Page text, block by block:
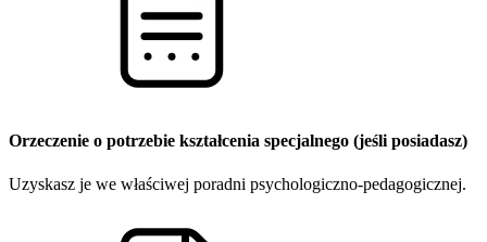
Orzeczenie o potrzebie kształcenia specjalnego (jeśli posiadasz)
Uzyskasz je we właściwej poradni psychologiczno-pedagogicznej.